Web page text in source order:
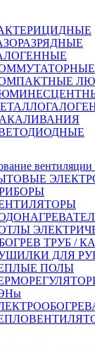
вентиляции
ТРУБ /
ДЛЯ
ПОЛЫ